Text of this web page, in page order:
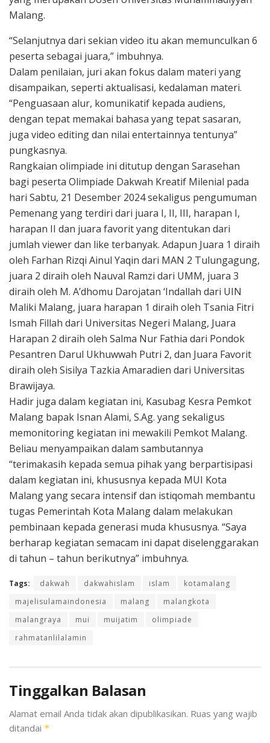
Malang.
“Selanjutnya dari sekian video itu akan memunculkan 6
peserta sebagai juara,” imbuhnya.
Dalam penilaian, juri akan fokus dalam materi yang
disampaikan, seperti aktualisasi, kedalaman materi.
“Penguasaan alur, komunikatif kepada audiens,
dengan tepat memakai bahasa yang tepat sasaran,
juga video editing dan nilai entertainnya tentunya”
pungkasnya.
Rangkaian olimpiade ini ditutup dengan Sarasehan
bagi peserta Olimpiade Dakwah Kreatif Milenial pada
hari Sabtu, 21 Desember 2024 sekaligus pengumuman
Pemenang yang terdiri dari juara I, II, III, harapan I,
harapan II dan juara favorit yang ditentukan dari
jumlah viewer dan like terbanyak. Adapun Juara 1 diraih
oleh Farhan Rizqi Ainul Yaqin dari MAN 2 Tulungagung,
juara 2 diraih oleh Nauval Ramzi dari UMM, juara 3
diraih oleh M. A’dhomu Darojatan ‘Indallah dari UIN
Maliki Malang, juara harapan 1 diraih oleh Tsania Fitri
Ismah Fillah dari Universitas Negeri Malang, Juara
Harapan 2 diraih oleh Salma Nur Fathia dari Pondok
Pesantren Darul Ukhuwwah Putri 2, dan Juara Favorit
diraih oleh Sisilya Tazkia Amaradien dari Universitas
Brawijaya.
Hadir juga dalam kegiatan ini, Kasubag Kesra Pemkot
Malang bapak Isnan Alami, S.Ag. yang sekaligus
memonitoring kegiatan ini mewakili Pemkot Malang.
Beliau menyampaikan dalam sambutannya
“terimakasih kepada semua pihak yang berpartisipasi
dalam kegiatan ini, khususnya kepada MUI Kota
Malang yang secara intensif dan istiqomah membantu
tugas Pemerintah Kota Malang dalam melakukan
pembinaan kepada generasi muda khususnya. “Saya
berharap kegiatan semacam ini dapat diselenggarakan
di tahun – tahun berikutnya” imbuhnya.
Tags: dakwah dakwahislam islam
kotamalang
majelisulamaindonesia
malang
malangkota
malangraya
mui muijatim
olimpiade
rahmatanlilalamin
Tinggalkan Balasan
Alamat email Anda tidak akan dipublikasikan. Ruas yang wajib
ditandai *